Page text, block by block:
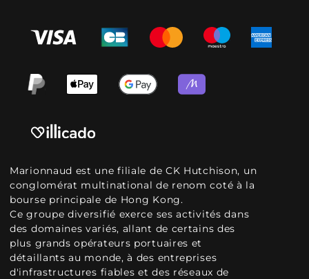
Marionnaud est une filiale de CK Hutchison, un
conglomérat multinational de renom coté à la
bourse principale de Hong Kong.
Ce groupe diversifié exerce ses activités dans
des domaines variés, allant de certains des
plus grands opérateurs portuaires et
détaillants au monde, à des entreprises
d'infrastructures fiables et des réseaux de